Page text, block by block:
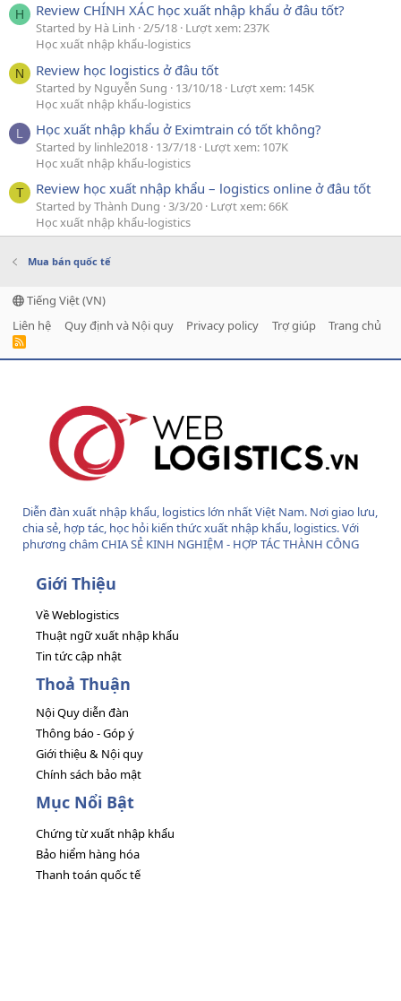
H Review CHÍNH XÁC học xuất nhập khẩu ở đâu tốt?
Started by Hà Linh 2/5/18 Lượt xem: 237K
Học xuất nhập khẩu-logistics
N Review học logistics ở đâu tốt
Started by Nguyễn Sung 13/10/18 Lượt xem: 145K
Học xuất nhập khẩu-logistics
L Học xuất nhập khẩu ở Eximtrain có tốt không?
Started by linhle2018 13/7/18 Lượt xem: 107K
Học xuất nhập khẩu-logistics
T Review học xuất nhập khẩu – logistics online ở đâu tốt
Started by Thành Dung 3/3/20 Lượt xem: 66K
Học xuất nhập khẩu-logistics
Mua bán quốc tế
Tiếng Việt (VN)
Liên hệ
Quy định và Nội quy Privacy policy Trợ giúp Trang chủ
R
Diễn đàn xuất nhập khẩu, logistics lớn nhất Việt Nam. Nơi giao lưu,
chia sẻ, hợp tác, học hỏi kiến thức xuất nhập khẩu, logistics. Với
phương châm CHIA SẺ KINH NGHIỆM - HỢP TÁC THÀNH CÔNG
Giới Thiệu
Về Weblogistics
Thuật ngữ xuất nhập khẩu
Tin tức cập nhật
Thoả Thuận
Nội Quy diễn đàn
Thông báo - Góp ý
Giới thiệu & Nội quy
Chính sách bảo mật
Mục Nổi Bật
Chứng từ xuất nhập khẩu
Bảo hiểm hàng hóa
Thanh toán quốc tế